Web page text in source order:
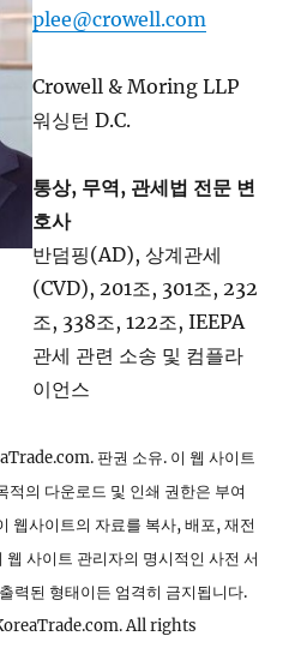
plee@crowell.com
Crowell & Moring LLP
워싱턴 D.C.
통상, 무역, 관세법 전문 변
호사
반덤핑(AD), 상계관세
(CVD), 201조, 301조, 232
조, 338조, 122조, IEEPA
관세 관련 소송 및 컴플라
이언스
판권 소유. 이 웹 사이트
적의 다운로드 및 인쇄 권한은 부여
웹사이트의 자료를 복사, 배포, 재전
사이트 관리자의 명시적인 사전 서
력된 형태이든 엄격히 금지됩니다.
All rights